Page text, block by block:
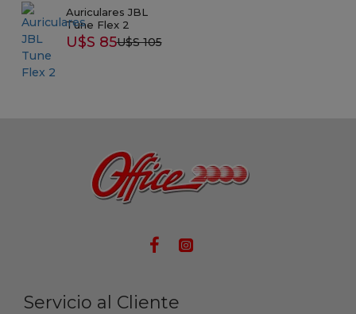
Auriculares JBL
Tune Flex 2
U$S 85U$S 105
Servicio al Cliente